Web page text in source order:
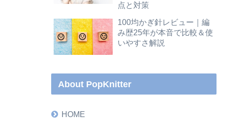
点と対策
100均かぎ針レビュー｜編
み歴25年が本音で比較＆使
いやすさ解説
About PopKnitter
HOME